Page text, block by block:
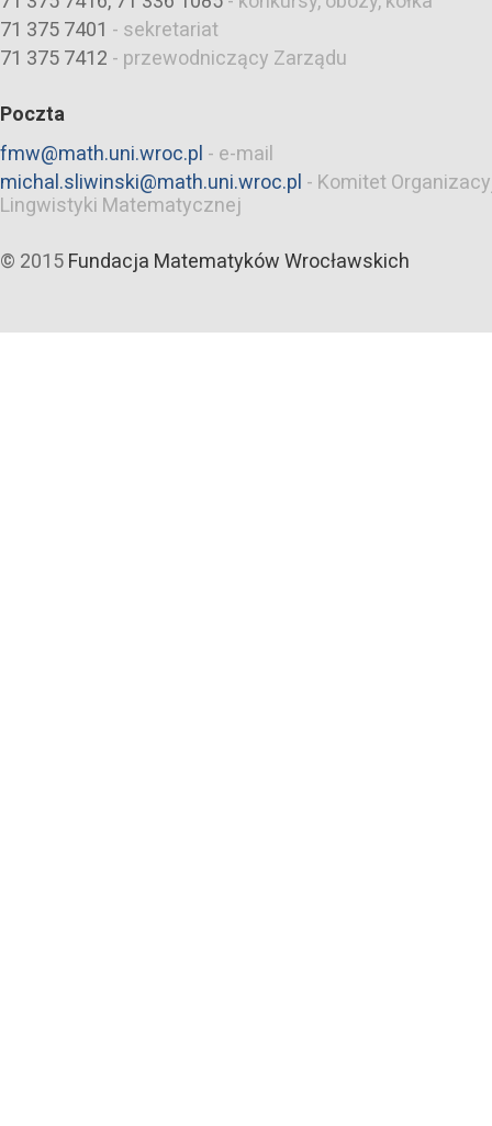
71 375 7401 - sekretariat
71 375 7412 - przewodniczący Zarządu
Poczta
fmw@math.uni.wroc.pl - e-mail
michal.sliwinski@math.uni.wroc.pl - Komitet
Lingwistyki Matematycznej
© 2015 Fundacja Matematyków Wrocławskich